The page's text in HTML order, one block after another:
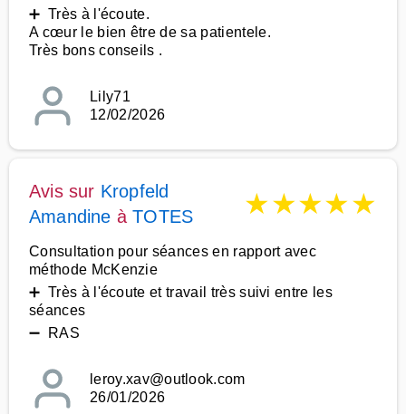
➕ Très à l'écoute.
A cœur le bien être de sa patientele.
Très bons conseils .
Lily71
12/02/2026
Avis sur Kropfeld
Amandine àTOTES ★★★★★
Consultation pour séances en rapport avec
méthode McKenzie
➕ Très à l'écoute et travail très suivi entre les
séances
➖ RAS
leroy.xav@outlook.com
26/01/2026